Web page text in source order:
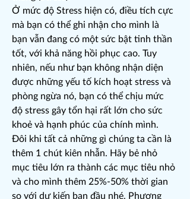
Ở mức độ Stress hiện có, điều tích cực
mà bạn có thể ghi nhận cho mình là
bạn vẫn đang có một sức bật tinh thần
tốt, với khả năng hồi phục cao. Tuy
nhiên, nếu như bạn không nhận diện
được những yếu tố kích hoạt stress và
phòng ngừa nó, bạn có thể chịu mức
độ stress gây tổn hại rất lớn cho sức
khoẻ và hạnh phúc của chính mình.
Đôi khi tất cả những gì chúng ta cần là
thêm 1 chút kiên nhẫn. Hãy bẻ nhỏ
mục tiêu lớn ra thành các mục tiêu nhỏ
và cho mình thêm 25%-50% thời gian
so với dự kiến ban đầu nhé. Phương